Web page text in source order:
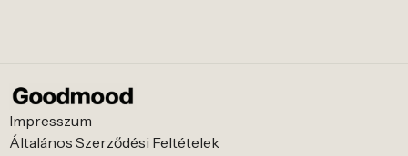
Impresszum
Általános Szerződési Feltételek